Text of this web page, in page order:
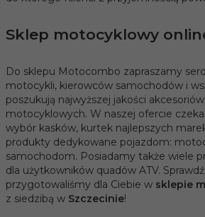
Sklep motocyklowy
Do sklepu Motocombo zapraszamy
motocykli, kierowców samochodów i
poszukują najwyższej jakości
motocyklowych. W naszej ofercie
wybór kasków, kurtek najlepszych
produkty dedykowane pojazdom:
samochodom. Posiadamy także wiele
dla użytkowników quadów ATV.
przygotowaliśmy dla Ciebie w sklepie
z siedzibą w Szczecinie!